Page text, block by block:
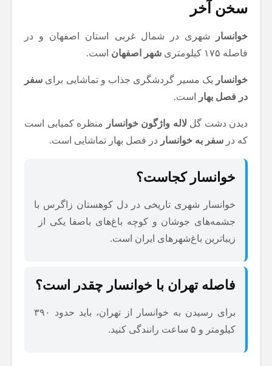
سخن آخر
خوانسار
شهری در شمال غربی استان اصفهان و در
فاصله ۱۷۵ کیلومتری
شهر اصفهان است.
خوانسار یک مسیر گردشگری جذاب و تماشایی برای سفر
در فصل بهار
است.
دیدن دشت گل لاله واژگون خوانسار
منظره کمیابی است
که در سفر به خوانسار در فصل بهار تماشایی است.
خوانسار کجاست؟
خوانسار شهری تاریخی در دل کوهستان زاگرس با
جشمه‌های جوشان و کوچه ‌باغ‌های باصفا یکی از
زیباترین باغ‌شهرهای ایران است.
فاصله تهران با خوانسار چقدر است؟
برای رسیدن به خوانسار از تهران، باید حدود ۳۹۰
کیلومتر و ۵ ساعت رانندگی کنید.